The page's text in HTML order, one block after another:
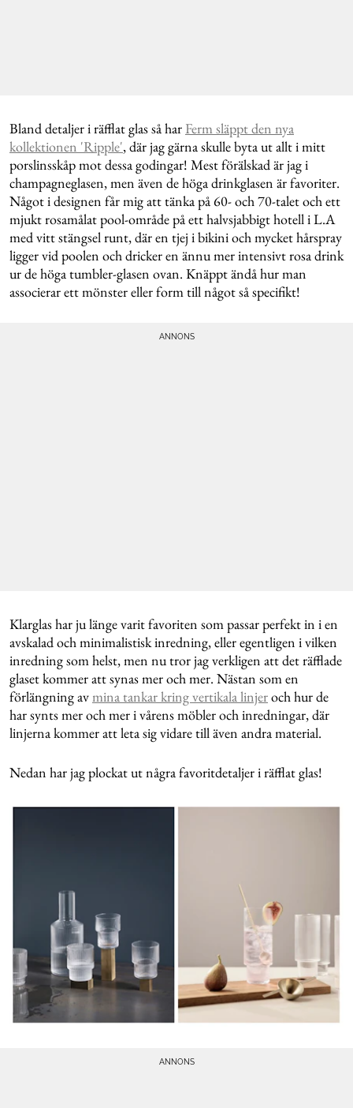
Bland detaljer i räfflat glas så har Ferm släppt den nya
kollektionen 'Ripple', där jag gärna skulle byta ut allt i mitt
porslinsskåp mot dessa godingar! Mest förälskad är jag i
champagneglasen, men även de höga drinkglasen är favoriter.
Något i designen får mig att tänka på 60- och 70-talet och ett
mjukt rosamålat pool-område på ett halvsjabbigt hotell i L.A
med vitt stängsel runt, där en tjej i bikini och mycket hårspray
ligger vid poolen och dricker en ännu mer intensivt rosa drink
ur de höga tumbler-glasen ovan. Knäppt ändå hur man
associerar ett mönster eller form till något så specifikt!
Klarglas har ju länge varit favoriten som passar perfekt in i en
avskalad och minimalistisk inredning, eller egentligen i vilken
inredning som helst, men nu tror jag verkligen att det räfflade
glaset kommer att synas mer och mer. Nästan som en
förlängning avmina tankar kring vertikala linjeroch hur de
har synts mer och mer i vårens möbler och inredningar, där
linjerna kommer att leta sig vidare till även andra material.
Nedan har jag plockat ut några favoritdetaljer i räfflat glas!